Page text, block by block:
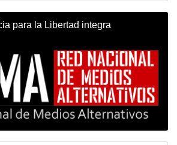
para la Libertad integra